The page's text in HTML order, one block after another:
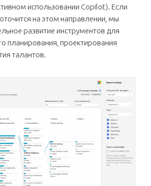
использовании Copilot). Если
на этом направлении, мы
развитие инструментов для
планирования, проектирования
талантов.